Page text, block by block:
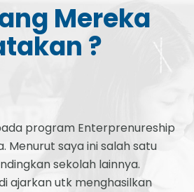
Mereka
?
program Enterprenureship
Menurut saya ini salah satu
sekolah lainnya.
ajarkan utk menghasilkan